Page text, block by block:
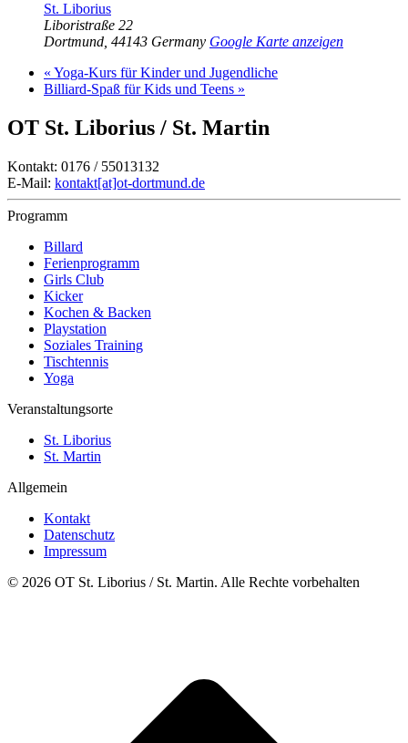
St. Liborius
Liboristraße 22
Dortmund 44143 Germany Google Karte anzeigen
« Yoga-Kurs für Kinder und Jugendliche
Billiard-Spaß für Kids und Teens »
OT St. Liborius / St. Martin
Kontakt: 0176 / 55013132
E-Mail: kontakt[at]ot-dortmund.de
Programm
Billard
Ferienprogramm
Girls Club
Kicker
Kochen & Backen
Playstation
Soziales Training
Tischtennis
Yoga
Veranstaltungsorte
St. Liborius
St. Martin
Allgemein
Kontakt
Datenschutz
Impressum
© 2026 OT St. Liborius / St. Martin. Alle Rechte vorbehalten